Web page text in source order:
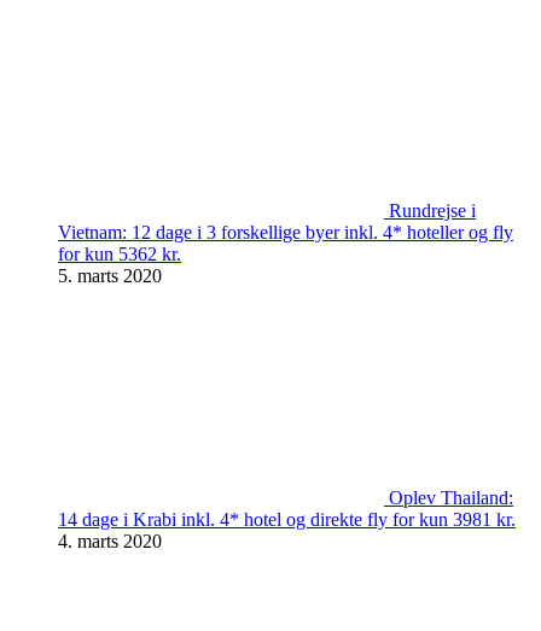
Rundrejse i
Vietnam: 12 dage i 3 forskellige byer inkl. 4* hoteller og fly
for kun 5362 kr.
5. marts 2020
Oplev Thailand:
14 dage i Krabi inkl. 4* hotel og direkte fly for kun 3981 kr.
4. marts 2020